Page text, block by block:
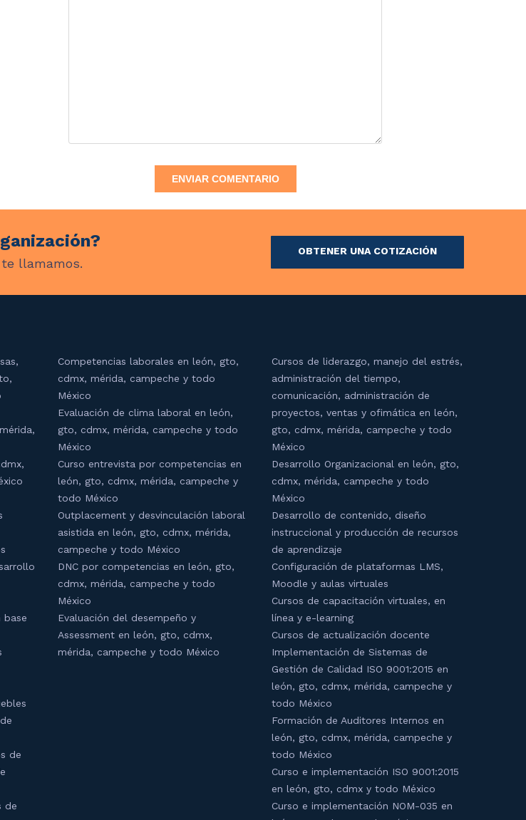
llamamos.
OBTENER UNA COTIZACIÓN
base
de
de
Competencias laborales en león, gto,
cdmx, mérida, campeche y todo
México
Evaluación de clima laboral en león,
gto, cdmx, mérida, campeche y todo
México
Curso entrevista por competencias en
león, gto, cdmx, mérida, campeche y
todo México
Outplacement y desvinculación laboral
asistida en león, gto, cdmx, mérida,
campeche y todo México
DNC por competencias en león, gto,
cdmx, mérida, campeche y todo
México
Evaluación del desempeño y
Assessment en león, gto, cdmx,
mérida, campeche y todo México
Cursos de liderazgo, manejo del estrés,
administración del tiempo,
comunicación, administración de
proyectos, ventas y ofimática en león,
gto, cdmx, mérida, campeche y todo
México
Desarrollo Organizacional en león, gto,
cdmx, mérida, campeche y todo
México
Desarrollo de contenido, diseño
instruccional y producción de recursos
de aprendizaje
Configuración de plataformas LMS,
Moodle y aulas virtuales
Cursos de capacitación virtuales, en
línea y e-learning
Cursos de actualización docente
Implementación de Sistemas de
Gestión de Calidad ISO 9001:2015 en
león, gto, cdmx, mérida, campeche y
todo México
Formación de Auditores Internos en
león, gto, cdmx, mérida, campeche y
todo México
Curso e implementación ISO 9001:2015
en león, gto, cdmx y todo México
Curso e implementación NOM-035 en